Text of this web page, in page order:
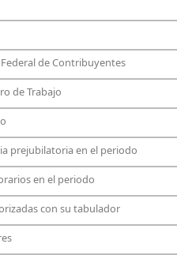
de Contribuyentes
de Trabajo
prejubilatoria en el periodo
en el periodo
con su tabulador